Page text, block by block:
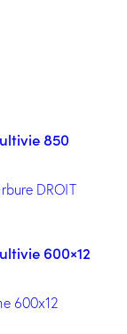
850
600×12